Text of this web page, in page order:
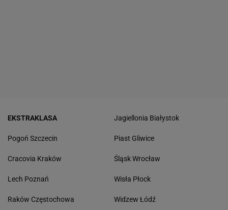
EKSTRAKLASA
Pogoń Szczecin
Cracovia Kraków
Lech Poznań
Raków Częstochowa
Jagiellonia Białystok
Piast Gliwice
Śląsk Wrocław
Wisła Płock
Widzew Łódź